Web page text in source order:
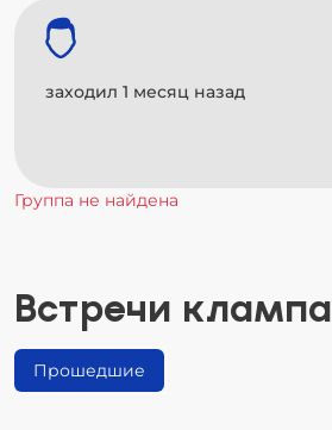
заходил 1 месяц назад
Группа не найдена
Встречи клампа
Прошедшие